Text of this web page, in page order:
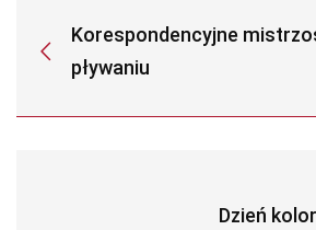
Korespondencyjne
pływaniu
Dzień